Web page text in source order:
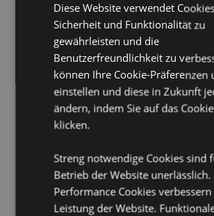
Duft: Kirsche
Von Kindern fernhalten. Vollständige
Duftinformationen sind auf der
angegeben. Nicht auf Oberflächen
anlehnen, da die Öle im
Schäden verursachen können.
Saisonaler Feiertag/ festlicher
Möchten Sie mehr über den Einkauf
erfahren?Dann lesen Sie unseren
Kundeninformationen.
Diese Website verwendet
Sicherheit und Funktionalität zu
gewährleisten und die
Benutzerfreundlichkeit zu
können Ihre Cookie-Präferenzen
einstellen und diese in Zukunft
ändern, indem Sie auf das
klicken.
Streng notwendige Cookies sind
Betrieb der Website unerlässlich.
Performance Cookies
Leistung der Website.